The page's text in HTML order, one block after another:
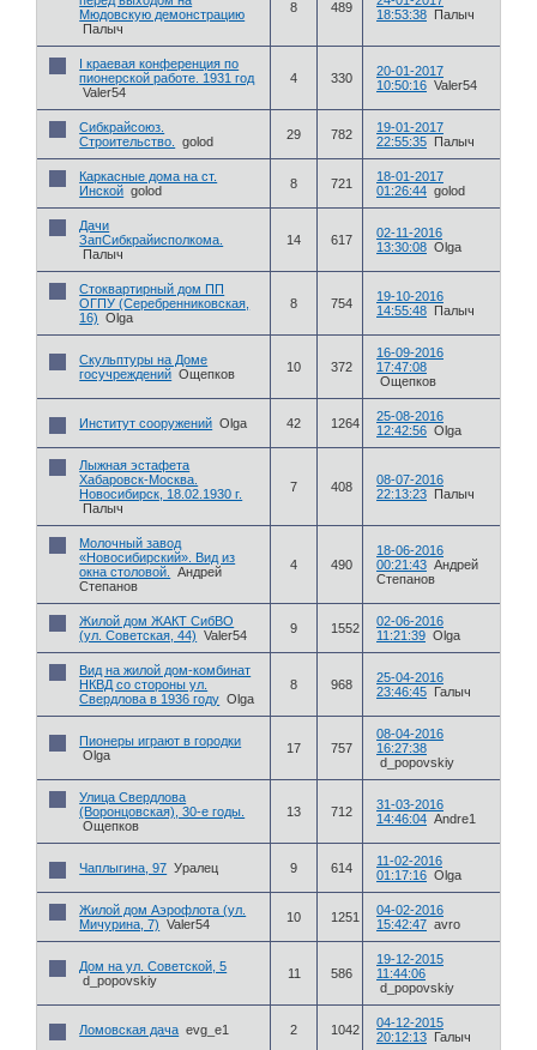
Мюдовскую демонстрацию
Палыч
8 489
18:53:38 Палыч
I краевая конференция по
пионерской работе. 1931 год
Valer54
4 330
20-01-2017
10:50:16 Valer54
Сибкрайсоюз.
Строительство.
golod 29 782
19-01-2017
22:55:35 Палыч
Каркасные дома на ст.
Инской golod 8 721
18-01-2017
01:26:44 golod
Дачи
ЗапСибкрайисполкома.
Палыч
14 617
02-11-2016
13:30:08 Olga
Стоквартирный дом ПП
ОГПУ (Серебренниковская,
16)
Olga
8 754
19-10-2016
14:55:48 Палыч
Скульптуры на Доме
госучреждений Ощепков 10 372
16-09-2016
17:47:08
Ощепков
Институт сооружений Olga 42 1264
25-08-2016
12:42:56 Olga
Лыжная эстафета
Хабаровск-Москва.
Новосибирск, 18.02.1930 г.
Палыч
7 408
08-07-2016
22:13:23 Палыч
Молочный завод
«Новосибирский». Вид из
окна столовой.
Андрей
Степанов
4 490
18-06-2016
00:21:43 Андрей
Степанов
Жилой дом ЖАКТ СибВО
(ул. Советская, 44)
Valer54 9 1552
02-06-2016
11:21:39 Olga
Вид на жилой дом-комбинат
НКВД со стороны ул.
Свердлова в 1936 году Olga
8 968
25-04-2016
23:46:45 Галыч
Пионеры играют в городки
Olga
17 757
08-04-2016
16:27:38
d_popovskiy
Улица Свердлова
(Воронцовская), 30-е годы.
Ощепков
13 712
31-03-2016
14:46:04 Andre1
Чаплыгина, 97 Уралец 9 614
11-02-2016
01:17:16 Olga
Жилой дом Аэрофлота (ул.
Мичурина, 7)
Valer54 10 1251
04-02-2016
15:42:47 avro
Дом на ул. Советской, 5
d_popovskiy
11 586
19-12-2015
11:44:06
d_popovskiy
Ломовская дача evg_e1 2 1042
04-12-2015
20:12:13 Галыч